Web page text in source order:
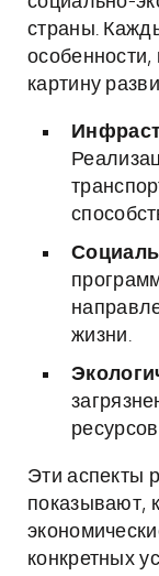
страны.
картину
жизни.
Эти аспекты
показывают,
конкретных